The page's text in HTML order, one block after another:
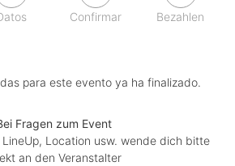
Confirmar
Bezahlen
para este evento ya ha finalizado.
Fragen zum Event
LineUp, Location usw. wende dich bitte
an den Veranstalter